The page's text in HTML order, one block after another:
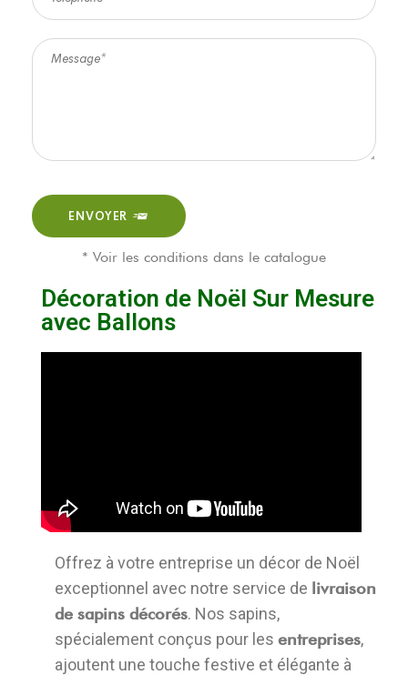
ENVOYER
* Voir les conditions dans le catalogue
Décoration de Noël Sur Mesure
avec Ballons
Offrez à votre entreprise un décor de Noël
exceptionnel avec notre service de livraison
de sapins décorés. Nos sapins,
spécialement conçus pour les entreprises,
ajoutent une touche festive et élégante à